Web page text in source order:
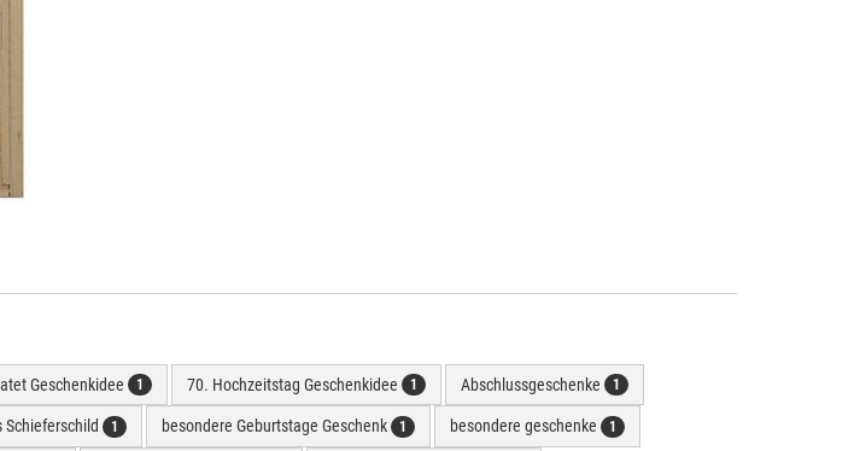
Geschenkidee 1 70. Hochzeitstag Geschenkidee 1 Abschlussgeschenke 1
Schieferschild 1 besondere Geburtstage Geschenk 1 besondere geschenke 1